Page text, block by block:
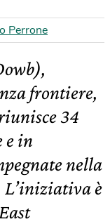
Perrone
frontiere,
34
e in
nella
è